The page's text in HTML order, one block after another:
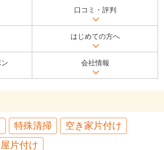
口コミ・評判
はじめての方へ
会社情報
特殊清掃
空き家片付け
片付け